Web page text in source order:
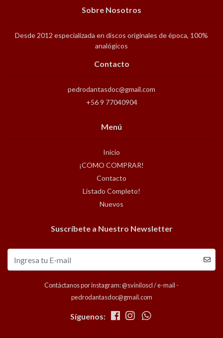
Sobre Nosotros
Desde 2012 especializada en discos originales de época, 100%
analógicos
Contacto
pedrodantasdoc@gmail.com
+56 9 77040904
Menú
Inicio
¡COMO COMPRAR!
Contacto
Listado Completo!
Nuevos
Suscríbete a Nuestro Newsletter
Contáctanos por instagram: @sviniloscl / e-mail -
pedrodantasdoc@gmail.com
Síguenos: